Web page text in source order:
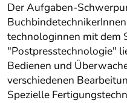
Der Aufgaben-
technologinnen mit dem
"Postpresstechnologie"
Bedienen und
verschiedenen
Spezielle